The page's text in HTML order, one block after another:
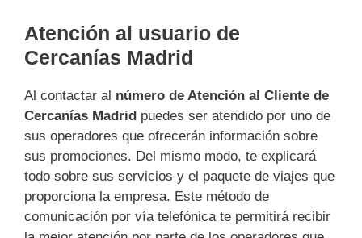
Atención al usuario de
Cercanías Madrid
Al contactar al número de Atención al Cliente de
Cercanías Madrid puedes ser atendido por uno de
sus operadores que ofrecerán información sobre
sus promociones. Del mismo modo, te explicará
todo sobre sus servicios y el paquete de viajes que
proporciona la empresa. Este método de
comunicación por vía telefónica te permitirá recibir